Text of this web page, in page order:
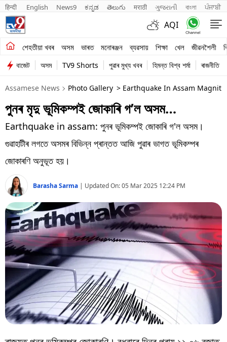
हिन्दी English News9 ಕನ್ನಡ తెలుగు मराठी ગુજરાતી বাংলা ਪੰਜਾਬੀ
AQI
শেহতীয়া খবৰ অসম ভাৰত মনোৰঞ্জন ব্যৱসায় শিক্ষা খেল জীৱনশৈলী
শেহতীয়া খবৰ
অসম
ভাৰত
মনোৰঞ্জন
ব্যৱসায়
শিক্ষা
খেল
জীৱনশৈলী
বিশ্ব
প্ৰযুক্তি
Videos
বাজেট অসম TV9 Shorts পুৱাৰ মুখ্য খবৰ হিমন্ত বিশ্ব শৰ্মা ৰাজনীতি
Assamese News Photo Gallery > Earthquake In Assam
পুনৰ মৃদু ভূমিকম্পই জোকাৰি গ’ল অসম…
Earthquake in assam: পুনৰ ভূমিকম্পই জোকাৰি গ'ল অসম।
গুৱাহাটীৰ লগতে অসমৰ বিভিন্ন প্ৰান্তত আজি পুৱাৰ ভাগত ভূমিকম্পৰ
জোকাৰণি অনুভূত হয়।
Barasha Sarma | Updated On:05 Mar 2025 12:24 PM